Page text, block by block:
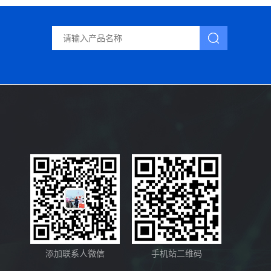
添加联系人微信 手机站二维码